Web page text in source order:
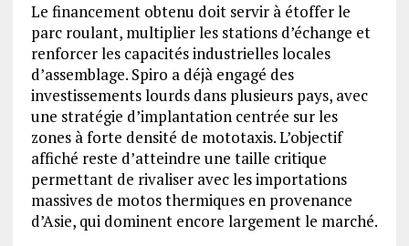
Le financement obtenu doit servir à étoffer le
parc roulant, multiplier les stations d’échange et
renforcer les capacités industrielles locales
d’assemblage. Spiro a déjà engagé des
investissements lourds dans plusieurs pays, avec
une stratégie d’implantation centrée sur les
zones à forte densité de mototaxis. L’objectif
affiché reste d’atteindre une taille critique
permettant de rivaliser avec les importations
massives de motos thermiques en provenance
d’Asie, qui dominent encore largement le marché.